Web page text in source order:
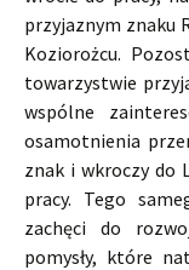
przyjaznym znaku
Koziorożcu.
towarzystwie
wspólne
osamotnienia
znak i wkroczy do
pracy. Tego
zachęci do
pomysły, które